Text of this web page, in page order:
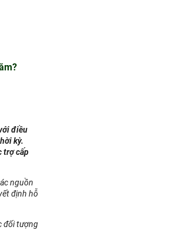
điều
kỳ.
trợ cấp
nguồn
định hỗ
đối tượng